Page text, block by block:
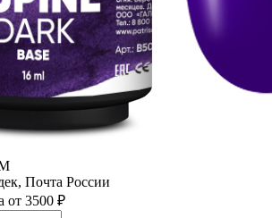
Почта России
от 3500 ₽